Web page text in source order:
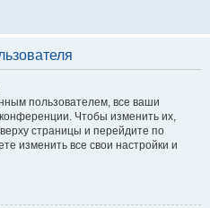
пользователем, все ваши
Чтобы изменить их,
страницы и перейдите по
изменить все свои настройки и